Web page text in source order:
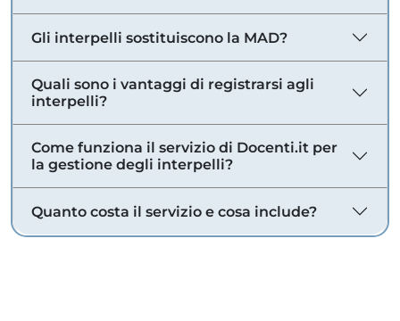
Gli interpelli sostituiscono la MAD?
Quali sono i vantaggi di registrarsi agli
interpelli?
Come funziona il servizio di Docenti.it per
la gestione degli interpelli?
Quanto costa il servizio e cosa include?